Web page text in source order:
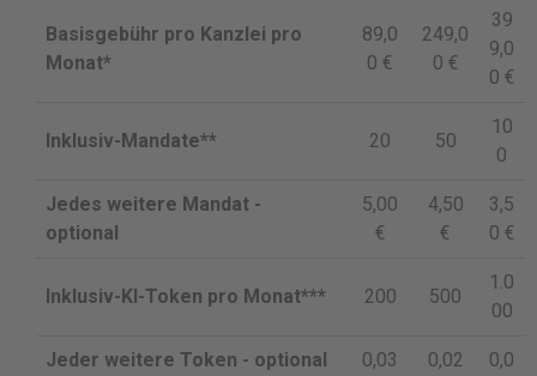
Basisgebühr pro Kanzlei pro
Monat*
89,0
0 €
249,0
0 €
39
9,0
0 €
Inklusiv-Mandate** 20 50
10
0
Jedes weitere Mandat -
optional
5,00
€
4,50
€
3,5
0 €
Inklusiv-KI-Token pro Monat*** 200 500
1.0
00
Jeder weitere Token - optional
0,03
0,02
0,0